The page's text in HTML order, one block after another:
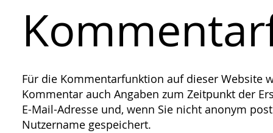
Für die Kommentarfunktion auf dieser Website
Kommentar auch Angaben zum Zeitpunkt der
E-Mail-Adresse und, wenn Sie nicht anonym
Nutzername gespeichert.